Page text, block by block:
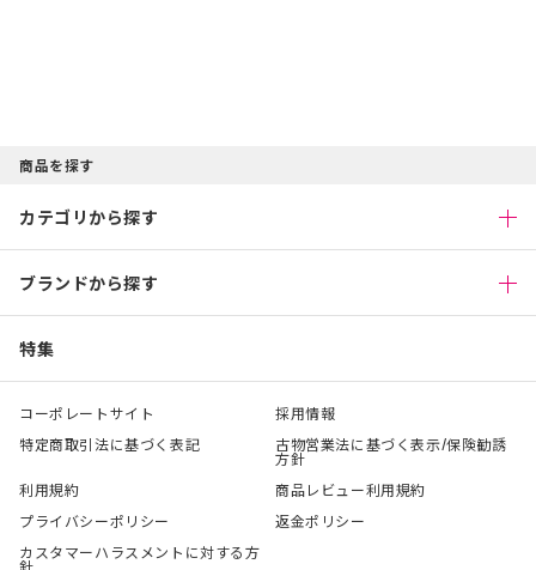
商品を探す
カテゴリから探す
ブランドから探す
特集
コーポレートサイト
採用情報
特定商取引法に基づく表記
古物営業法に基づく表示/保険勧誘
方針
利用規約
商品レビュー利用規約
プライバシーポリシー
返金ポリシー
カスタマーハラスメントに対する方